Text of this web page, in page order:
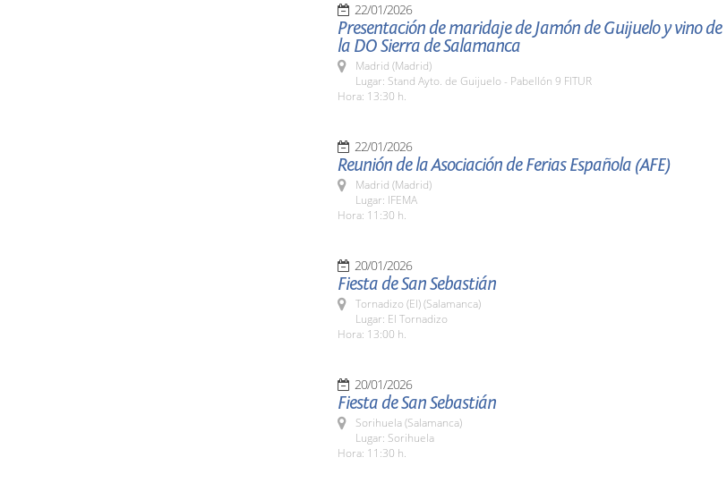
22/01/2026
Presentación de maridaje de Jamón de Guijuelo y vino de
la DO Sierra de Salamanca
Madrid (Madrid)
Lugar: Stand Ayto. de Guijuelo - Pabellón 9 FITUR
Hora: 13:30 h.
22/01/2026
Reunión de la Asociación de Ferias Española (AFE)
Madrid (Madrid)
Lugar: IFEMA
Hora: 11:30 h.
20/01/2026
Fiesta de San Sebastián
Tornadizo (El) (Salamanca)
Lugar: El Tornadizo
Hora: 13:00 h.
20/01/2026
Fiesta de San Sebastián
Sorihuela (Salamanca)
Lugar: Sorihuela
Hora: 11:30 h.